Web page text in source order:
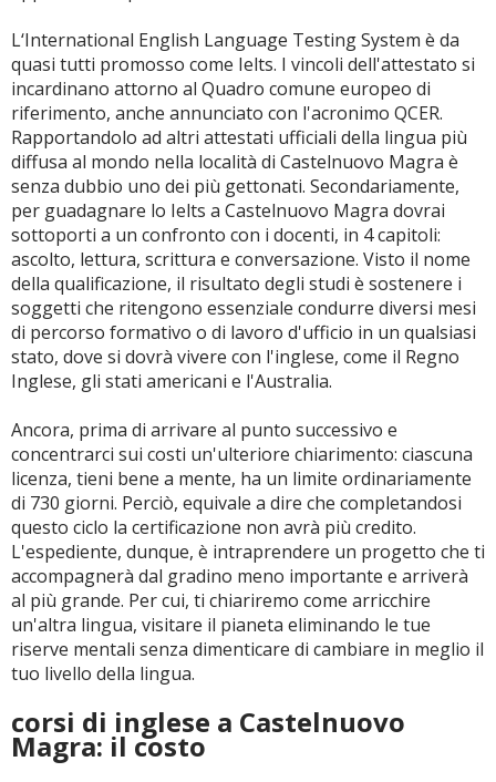
L‘International English Language Testing System è da
quasi tutti promosso come Ielts. I vincoli dell'attestato si
incardinano attorno al Quadro comune europeo di
riferimento, anche annunciato con l'acronimo QCER.
Rapportandolo ad altri attestati ufficiali della lingua più
diffusa al mondo nella località di Castelnuovo Magra è
senza dubbio uno dei più gettonati. Secondariamente,
per guadagnare lo Ielts a Castelnuovo Magra dovrai
sottoporti a un confronto con i docenti, in 4 capitoli:
ascolto, lettura, scrittura e conversazione. Visto il nome
della qualificazione, il risultato degli studi è sostenere i
soggetti che ritengono essenziale condurre diversi mesi
di percorso formativo o di lavoro d'ufficio in un qualsiasi
stato, dove si dovrà vivere con l'inglese, come il Regno
Inglese, gli stati americani e l'Australia.
Ancora, prima di arrivare al punto successivo e
concentrarci sui costi un'ulteriore chiarimento: ciascuna
licenza, tieni bene a mente, ha un limite ordinariamente
di 730 giorni. Perciò, equivale a dire che completandosi
questo ciclo la certificazione non avrà più credito.
L'espediente, dunque, è intraprendere un progetto che ti
accompagnerà dal gradino meno importante e arriverà
al più grande. Per cui, ti chiariremo come arricchire
un'altra lingua, visitare il pianeta eliminando le tue
riserve mentali senza dimenticare di cambiare in meglio il
tuo livello della lingua.
corsi di inglese a Castelnuovo
Magra: il costo